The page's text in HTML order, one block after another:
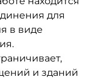
для
в виде
и зданий